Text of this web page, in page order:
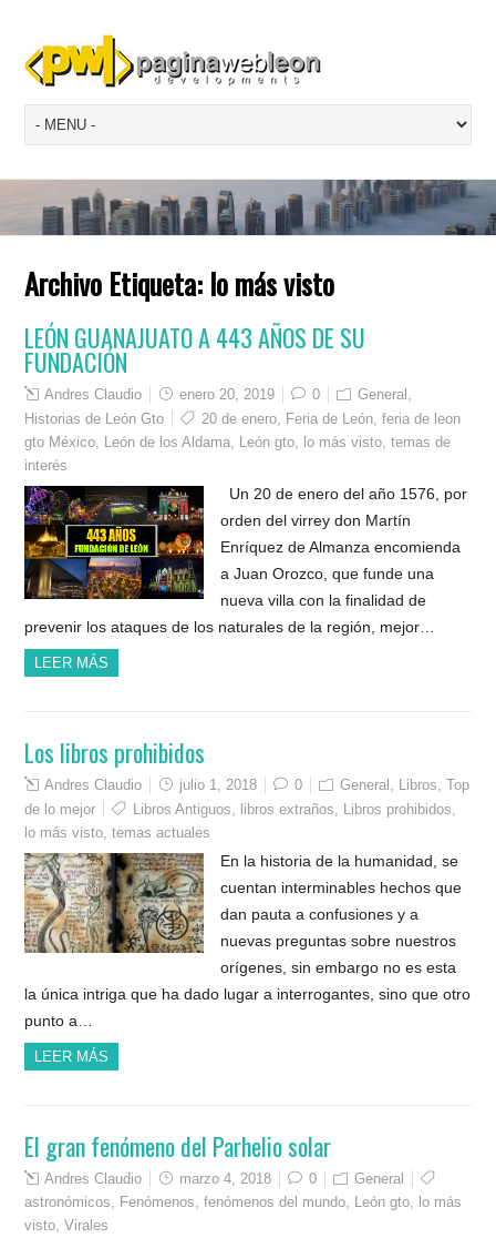
Archivo Etiqueta: lo más visto
LEÓN GUANAJUATO A 443 AÑOS DE SU
FUNDACIÓN
Andres Claudio enero 20, 2019 0 General
Historias de León Gto
20 de enero Feria de León ,feria de leon
gto México
León de los Aldama León gto lo más visto ,temas de
interés
Un 20 de enero del año 1576, por
orden del virrey don Martín
Enríquez de Almanza encomienda
a Juan Orozco, que funde una
nueva villa con la finalidad de
prevenir los ataques de los naturales de la región, mejor…
LEER MÁS
Los libros prohibidos
Andres Claudio julio 1, 2018 0 General Libros ,Top
de lo mejor
Libros Antiguos libros extraños Libros prohibidos
lo más visto ,temas actuales
En la historia de la humanidad, se
cuentan interminables hechos que
dan pauta a confusiones y a
nuevas preguntas sobre nuestros
orígenes, sin embargo no es esta
la única intriga que ha dado lugar a interrogantes, sino que otro
punto a…
LEER MÁS
El gran fenómeno del Parhelio solar
Andres Claudio marzo 4, 2018 0
General
astronómicos
Fenómenos ,fenómenos del mundo León gto
lo más
visto ,Virales